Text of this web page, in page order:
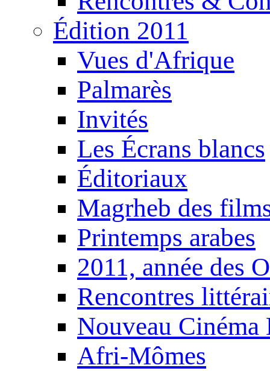
Édition 2011
Vues d'Afrique
Palmarès
Invités
Les Écrans blancs
Éditoriaux
Magrheb des
Printemps arabes
2011, année des
Rencontres
Nouveau Cinéma
Afri-Mômes